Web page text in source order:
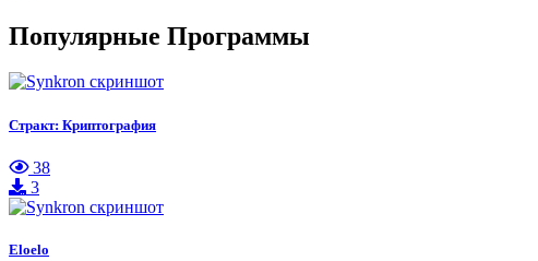
Популярные Программы
Стракт: Криптография
38
3
Eloelo